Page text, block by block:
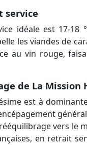
service
idéale est 17-
les viandes de
au vin rouge,
de La
est à
vers le
en retrait